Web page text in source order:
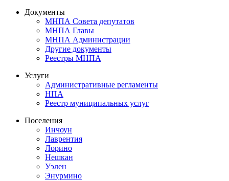
Документы
МНПА Совета депутатов
МНПА Главы
МНПА Администрации
Другие документы
Реестры МНПА
Услуги
Административные регламенты
НПА
Реестр муниципальных услуг
Поселения
Инчоун
Лаврентия
Лорино
Нешкан
Уэлен
Энурмино